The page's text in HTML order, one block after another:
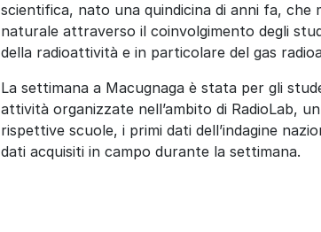
scientifica, nato una quindicina di anni fa,
naturale attraverso il coinvolgimento degli
della radioattività e in particolare del gas
La settimana a Macugnaga è stata per gli
attività organizzate nell’ambito di RadioLab,
rispettive scuole, i primi dati dell’indagine
dati acquisiti in campo durante la settimana.